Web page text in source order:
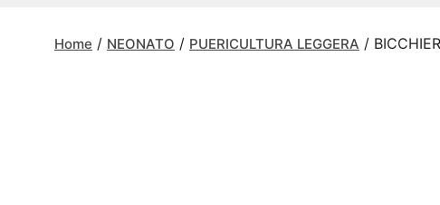
Home / NEONATO / PUERICULTURA LEGGERA /